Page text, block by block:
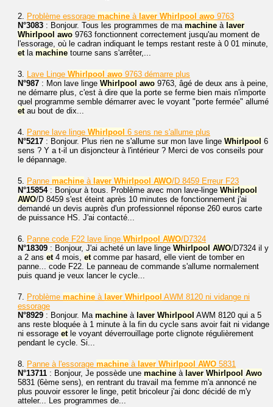
2. Problème essorage machine à laver Whirlpool awo 9763
N°3083 : Bonjour. Tous les programmes de ma machine à laver
Whirlpool awo 9763 fonctionnent correctement jusqu'au moment de
l'essorage, où le cadran indiquant le temps restant reste à 0 01 minute,
etla machine tourne sans s'arrêter,...
3. Lave Linge Whirlpool awo 9763 démarre plus
N°987 : Mon lave linge Whirlpool awo 9763, âgé de deux ans à peine,
ne démarre plus, c'est à dire que la porte se ferme bien mais n'importe
quel programme semble démarrer avec le voyant "porte fermée" allumé
etau bout de dix...
4. Panne lave linge Whirlpool 6 sens ne s'allume plus
N°5217 : Bonjour. Plus rien ne s'allume sur mon lave linge Whirlpool 6
sens ? Y a t-il un disjoncteur à l'intérieur ? Merci de vos conseils pour
le dépannage.
5. Panne machine à laver Whirlpool AWO/D 8459 Erreur F23
N°15854: Bonjour à tous. Problème avec mon lave-linge Whirlpool
AWO/D 8459 s'est éteint après 10 minutes de fonctionnement j'ai
demandé un devis auprès d'un professionnel réponse 260 euros carte
de puissance HS. J'ai contacté...
6. Panne code F22 lave linge Whirlpool AWO/D7324
N°18309 : Bonjour, J'ai acheté un lave linge Whirlpool AWO/D7324 il y
a 2 ans et4 mois, etcomme par hasard, elle vient de tomber en
panne... code F22. Le panneau de commande s'allume normalement
puis quand je veux lancer le cycle...
7. Problème machine à laver Whirlpool AWM 8120 ni vidange ni
essorage
N°8929 : Bonjour. Ma machine à laver Whirlpool AWM 8120 qui a 5
ans reste bloquée à 1 minute à la fin du cycle sans avoir fait ni vidange
ni essorage etle voyant déverrouillage porte clignote régulièrement
pendant le cycle. Si...
8. Panne à l'essorage machine à laver Whirlpool AWO 5831
N°13711 : Bonjour, Je possède une machine à laver Whirlpool Awo
5831 (6ème sens), en rentrant du travail ma femme m'a annoncé ne
plus pouvoir essorer le linge, petit bricoleur j'ai donc décidé de m'y
atteler... Les programmes de...